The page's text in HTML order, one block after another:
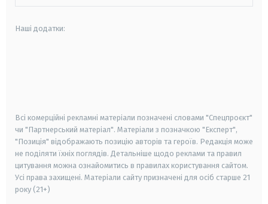
Наші додатки:
Всі комерційні рекламні матеріали позначені словами "Спецпроєкт"
чи "Партнерський матеріал". Матеріали з позначкою "Експерт",
"Позиція" відображають позицію авторів та героїв. Редакція може
не поділяти їхніх поглядів. Детальніше щодо реклами та правил
цитування можна ознайомитись в правилах користування сайтом.
Усі права захищені. Матеріали сайту призначені для осіб старше 21
року (21+)